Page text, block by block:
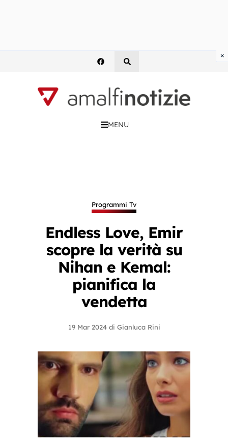
MENU
Programmi Tv
Endless Love, Emir
scopre la verità su
Nihan e Kemal:
pianifica la
vendetta
19 Mar 2024 di Gianluca Rini
×